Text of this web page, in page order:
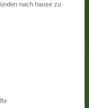
nach hause zu